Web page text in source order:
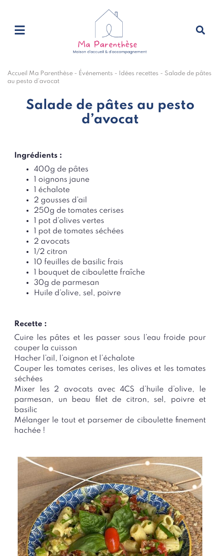
Accueil Ma Parenthèse - Événements - Idées recettes - Salade de pâtes
au pesto d’avocat
Salade de pâtes au pesto
d’avocat
Ingrédients :
400g de pâtes
1 oignons jaune
1 échalote
2 gousses d’ail
250g de tomates cerises
1 pot d’olives vertes
1 pot de tomates séchées
2 avocats
1/2 citron
10 feuilles de basilic frais
1 bouquet de ciboulette fraîche
30g de parmesan
Huile d’olive, sel, poivre
Recette :
Cuire les pâtes et les passer sous l’eau froide pour
couper la cuisson
Hacher l’ail, l’oignon et l’échalote
Couper les tomates cerises, les olives et les tomates
séchées
Mixer les 2 avocats avec 4CS d’huile d’olive, le
parmesan, un beau filet de citron, sel, poivre et
basilic
Mélanger le tout et parsemer de ciboulette finement
hachée !